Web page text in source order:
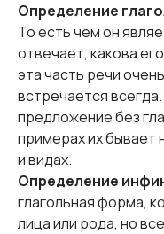
Определение
То есть чем он
отвечает, какова
эта часть речи
встречается
предложение без
примерах их бывает
и видах.
Определение
глагольная форма,
лица или рода, но